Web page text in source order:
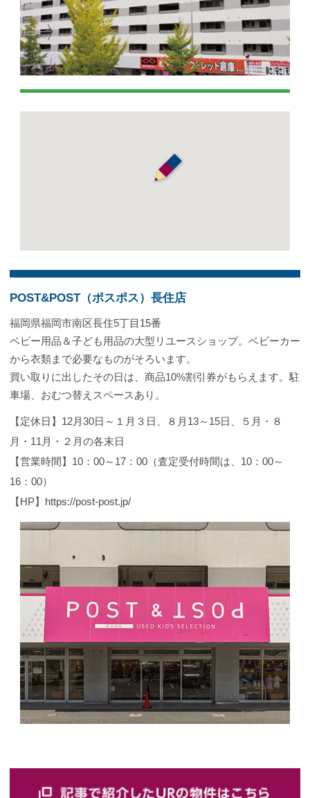
POST&POST（ポスポス）長住店
福岡県福岡市南区長住5丁目15番
ベビー用品＆子ども用品の大型リユースショップ。ベビーカー
から衣類まで必要なものがそろいます。
買い取りに出したその日は、商品10%割引券がもらえます。駐
車場、おむつ替えスペースあり。
【定休日】12月30日～１月３日、８月13～15日、５月・８
月・11月・２月の各末日
【営業時間】10：00～17：00（査定受付時間は、10：00～
16：00）
【HP】https://post-post.jp/